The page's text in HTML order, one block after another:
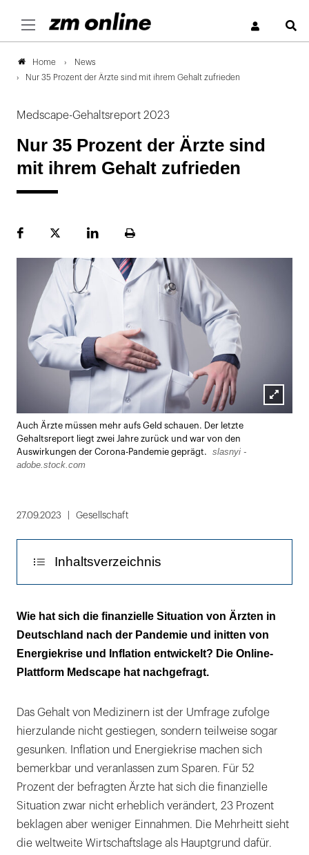
Home
News
Nur 35 Prozent der Ärzte sind mit ihrem Gehalt zufrieden
Medscape-Gehaltsreport 2023
Nur 35 Prozent der Ärzte sind
mit ihrem Gehalt zufrieden
FacebookPlattformLinekdInSeite
Lightbox
Auch Ärzte müssen mehr aufs Geld schauen. Der letzte
Gehaltsreport liegt zwei Jahre zurück und war von den
Auswirkungen der Corona-Pandemie geprägt.
slasnyi -
adobe.stock.com
27.09.2023 Gesellschaft
Inhaltsverzeichnis
Die Berufshaftpflichtversicherung ist teurer
geworden
Wie hat sich die finanzielle Situation von Ärzten in
Deutschland nach der Pandemie und initten von
Energiekrise und Inflation entwickelt? Die Online-
Plattform Medscape hat nachgefragt.
Das Gehalt von Medizinern ist der Umfrage zufolge
hierzulande nicht gestiegen, sondern teilweise sogar
gesunken. Inflation und Energiekrise machen sich
bemerkbar und veranlassen zum Sparen. Für 52
Prozent der befragten Ärzte hat sich die finanzielle
Situation zwar nicht erheblich verändert, 23 Prozent
beklagen aber weniger Einnahmen. Die Mehrheitt sieht
die weltweite Wirtschaftslage als Hauptgrund dafür.